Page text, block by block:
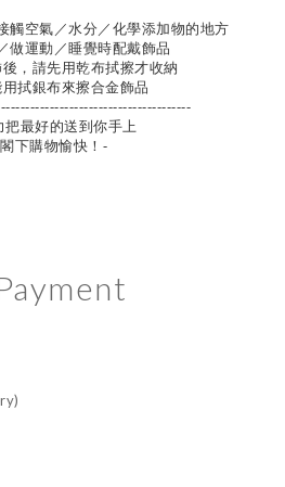
觸空氣／水分／化學添加物的地方
做運動／睡覺時配戴飾品
，請先用乾布拭擦才收納
拭銀布來擦合金飾品
把最好的送到你手上
下購物愉快！-